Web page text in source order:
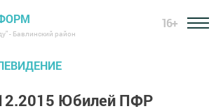
- Бавлинский район
16+
Юбилей ПФР